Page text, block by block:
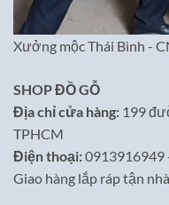
Xưởng mộc Thái Bình -
SHOP ĐỒ GỖ
Địa chỉ cửa hàng: 199
TPHCM
Điện thoại:0913916949
Giao hàng lắp ráp tận